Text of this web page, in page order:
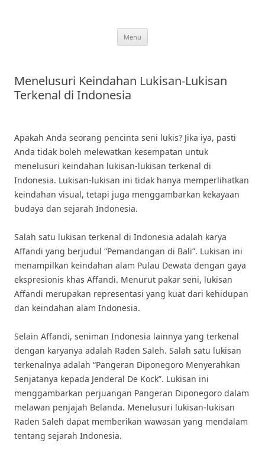
Menu
Menelusuri Keindahan Lukisan-Lukisan
Terkenal di Indonesia
Apakah Anda seorang pencinta seni lukis? Jika iya, pasti
Anda tidak boleh melewatkan kesempatan untuk
menelusuri keindahan lukisan-lukisan terkenal di
Indonesia. Lukisan-lukisan ini tidak hanya memperlihatkan
keindahan visual, tetapi juga menggambarkan kekayaan
budaya dan sejarah Indonesia.
Salah satu lukisan terkenal di Indonesia adalah karya
Affandi yang berjudul “Pemandangan di Bali”. Lukisan ini
menampilkan keindahan alam Pulau Dewata dengan gaya
ekspresionis khas Affandi. Menurut pakar seni, lukisan
Affandi merupakan representasi yang kuat dari kehidupan
dan keindahan alam Indonesia.
Selain Affandi, seniman Indonesia lainnya yang terkenal
dengan karyanya adalah Raden Saleh. Salah satu lukisan
terkenalnya adalah “Pangeran Diponegoro Menyerahkan
Senjatanya kepada Jenderal De Kock”. Lukisan ini
menggambarkan perjuangan Pangeran Diponegoro dalam
melawan penjajah Belanda. Menelusuri lukisan-lukisan
Raden Saleh dapat memberikan wawasan yang mendalam
tentang sejarah Indonesia.